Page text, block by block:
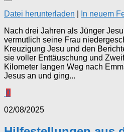
Datei herunterladen
In neuem
Nach drei Jahren als Jünger
vermutlich seine Frau
Kreuzigung Jesu und den
sie voller Enttäuschung und
Kilometer langen Weg nach
Jesus an und ging...
0
02/08/2025